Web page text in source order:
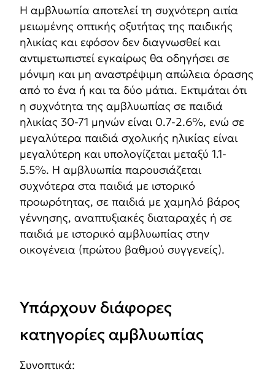
Η αμβλυωπία αποτελεί τη συχνότερη αιτία
μειωμένης οπτικής οξυτήτας της παιδικής
ηλικίας και εφόσον δεν διαγνωσθεί και
αντιμετωπιστεί εγκαίρως θα οδηγήσει σε
μόνιμη και μη αναστρέψιμη απώλεια όρασης
από το ένα ή και τα δύο μάτια. Εκτιμάται ότι
η συχνότητα της αμβλυωπίας σε παιδιά
ηλικίας 30-71 μηνών είναι 0.7-2.6%, ενώ σε
μεγαλύτερα παιδιά σχολικής ηλικίας είναι
μεγαλύτερη και υπολογίζεται μεταξύ 1.1-
5.5%. Η αμβλυωπία παρουσιάζεται
συχνότερα στα παιδιά με ιστορικό
προωρότητας, σε παιδιά με χαμηλό βάρος
γέννησης, αναπτυξιακές διαταραχές ή σε
παιδιά με ιστορικό αμβλυωπίας στην
οικογένεια (πρώτου βαθμού συγγενείς).
Υπάρχουν διάφορες
κατηγορίες αμβλυωπίας
Συνοπτικά: